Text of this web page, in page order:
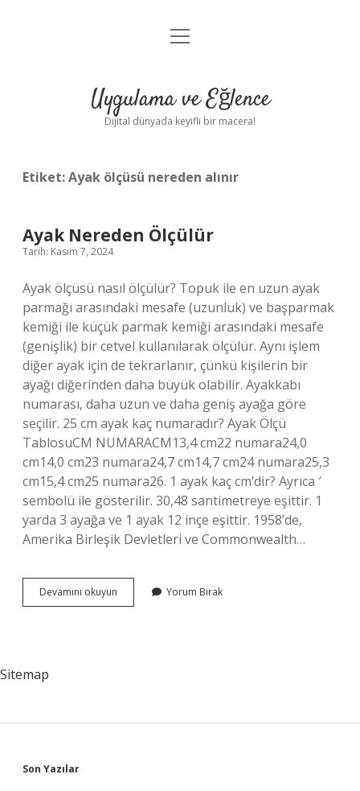
Anasayfa
Yasal Uyarı
menüyü
Uygulama ve Eğlence
Dijital dünyada keyifli bir macera!
Etiket:Ayak ölçüsü nereden alınır
Ayak Nereden Ölçülür
Tarih: Kasım 7, 2024
Ayak ölçüsü nasıl ölçülür? Topuk ile en uzun ayak
parmağı arasındaki mesafe (uzunluk) ve başparmak
kemiği ile küçük parmak kemiği arasındaki mesafe
(genişlik) bir cetvel kullanılarak ölçülür. Aynı işlem
diğer ayak için de tekrarlanır, çünkü kişilerin bir
ayağı diğerinden daha büyük olabilir. Ayakkabı
numarası, daha uzun ve daha geniş ayağa göre
seçilir. 25 cm ayak kaç numaradır? Ayak Ölçü
TablosuCM NUMARACM13,4 cm22 numara24,0
cm14,0 cm23 numara24,7 cm14,7 cm24 numara25,3
cm15,4 cm25 numara26. 1 ayak kaç cm’dir? Ayrıca ′
sembolü ile gösterilir. 30,48 santimetreye eşittir. 1
yarda 3 ayağa ve 1 ayak 12 inçe eşittir. 1958’de,
Amerika Birleşik Devletleri ve Commonwealth…
Devamını okuyun
Nereden
Yorum Bırak
Sitemap
Sidebar
Son Yazılar